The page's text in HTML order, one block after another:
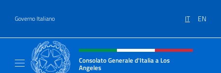
Governo Italiano IT EN
Intestazione sito, social e menù
Consolato Generale d'Italia a Los
Angeles